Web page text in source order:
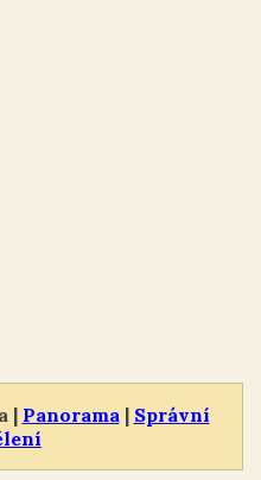
| Panorama | Správní